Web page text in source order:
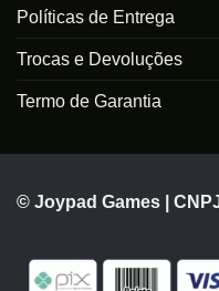
Políticas de Entrega
Trocas e Devoluções
Termo de Garantia
© Joypad Games |